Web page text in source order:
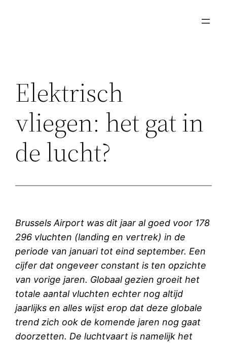
Elektrisch
vliegen: het gat in
de lucht?
Brussels Airport was dit jaar al goed voor 178
296 vluchten (landing en vertrek) in de
periode van januari tot eind september. Een
cijfer dat ongeveer constant is ten opzichte
van vorige jaren. Globaal gezien groeit het
totale aantal vluchten echter nog altijd
jaarlijks en alles wijst erop dat deze globale
trend zich ook de komende jaren nog gaat
doorzetten. De luchtvaart is namelijk het